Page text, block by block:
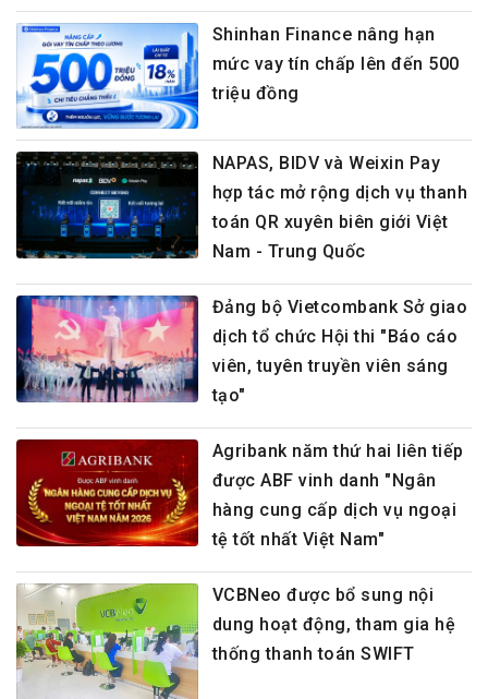
Shinhan Finance nâng hạn
mức vay tín chấp lên đến 500
triệu đồng
NAPAS, BIDV và Weixin Pay
hợp tác mở rộng dịch vụ thanh
toán QR xuyên biên giới Việt
Nam - Trung Quốc
Đảng bộ Vietcombank Sở giao
dịch tổ chức Hội thi "Báo cáo
viên, tuyên truyền viên sáng
tạo"
Agribank năm thứ hai liên tiếp
được ABF vinh danh "Ngân
hàng cung cấp dịch vụ ngoại
tệ tốt nhất Việt Nam"
VCBNeo được bổ sung nội
dung hoạt động, tham gia hệ
thống thanh toán SWIFT